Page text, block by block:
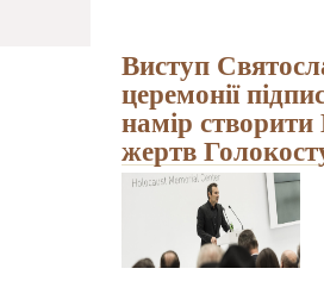
Виступ
церемонії
намір
жертв